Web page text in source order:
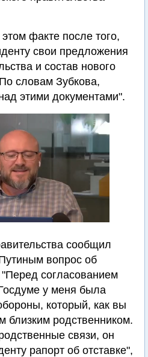
факте после того,
свои предложения
и состав нового
словам Зубкова,
этими документами".
сообщил
вопрос об
согласованием
у меня была
который, как вы
близким родственником.
связи, он
рапорт об отставке",